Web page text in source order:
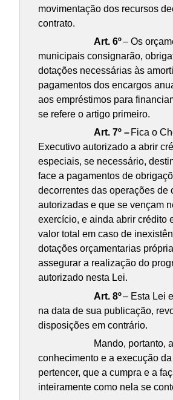
movimentação dos recursos
contrato.
Art. 6º– Os
municipais consignarão,
dotações necessárias às
pagamentos dos encargos
aos empréstimos para
se refere o artigo primeiro.
Art. 7º –Fica o
Executivo autorizado a abrir
especiais, se necessário,
face a pagamentos de
decorrentes das operações de
autorizadas e que se vençam
exercício, e ainda abrir crédito
valor total em caso de
dotações orçamentarias
assegurar a realização do
autorizado nesta Lei.
Art. 8º– Esta Lei
na data de sua publicação,
disposições em contrário.
Mando, portanto,
conhecimento e a execução
pertencer, que a cumpra e a
inteiramente como nela se